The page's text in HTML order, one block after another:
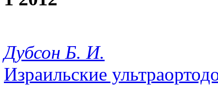
Дубсон Б. И.
Израильские